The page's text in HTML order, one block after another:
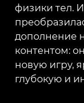
физики тел.
дополнение
контентом:
новую игру,
глубокую и